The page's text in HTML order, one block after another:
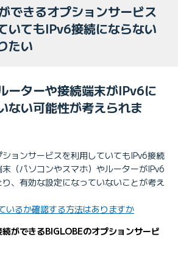
できるオプションサービス
いてもIPv6接続にならない
たい
ーターや接続端末がIPv6に
ない可能性が考えられま
ョンサービスを利用していてもIPv6接続
（パソコンやスマホ）やルーターがIPv6
、有効な設定になっていないことが考え
いるか確認する方法はありますか
続ができるBIGLOBEのオプションサービ